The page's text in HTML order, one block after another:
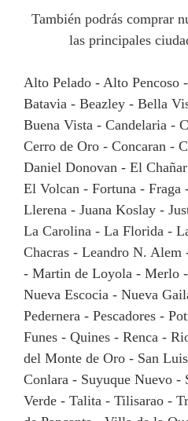
También podrás comprar
las principales
Alto Pelado - Alto Pencoso
Batavia - Beazley - Bella
Buena Vista - Candelaria -
Cerro de Oro - Concaran -
Daniel Donovan - El
El Volcan - Fortuna - Fraga
Llerena - Juana Koslay -
La Carolina - La Florida -
Chacras - Leandro N.
- Martin de Loyola - Merlo
Nueva Escocia - Nueva
Pedernera - Pescadores -
Funes - Quines - Renca -
del Monte de Oro - San
Conlara - Suyuque Nuevo -
Verde - Talita - Tilisarao -